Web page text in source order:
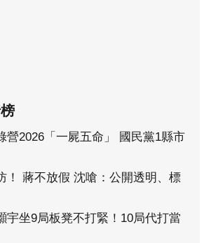
營2026「一屍五命」 國民黨1縣市
！ 蔣不放假 沈嗆：公開透明、標
宇坐9局板凳不打緊！10局代打當